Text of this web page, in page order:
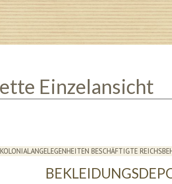
Einzelansicht
BESCHÄFTIGTE